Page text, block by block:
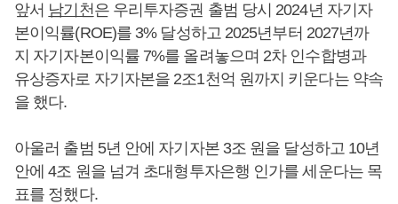
앞서 남기천은 우리투자증권 출범 당시 2024년 자기자
본이익률(ROE)를 3% 달성하고 2025년부터 2027년까
지 자기자본이익률 7%를 올려놓으며 2차 인수합병과
유상증자로 자기자본을 2조1천억 원까지 키운다는 약속
을 했다.
아울러 출범 5년 안에 자기자본 3조 원을 달성하고 10년
안에 4조 원을 넘겨 초대형투자은행 인가를 세운다는 목
표를 정했다.